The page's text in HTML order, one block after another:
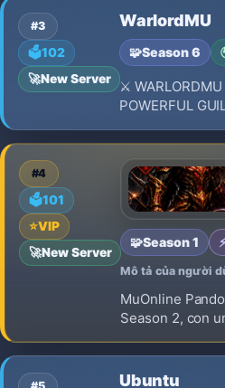
#3
🗳️102
🚀New Server
WarlordMU
🧩Season 6
⚔️ WARLORDMU
POWERFUL
#4
🗳️101
⭐VIP
🚀New Server
🧩Season 1
Mô tả của người
MuOnline
Season 2, con
to Win: to
Ubuntu